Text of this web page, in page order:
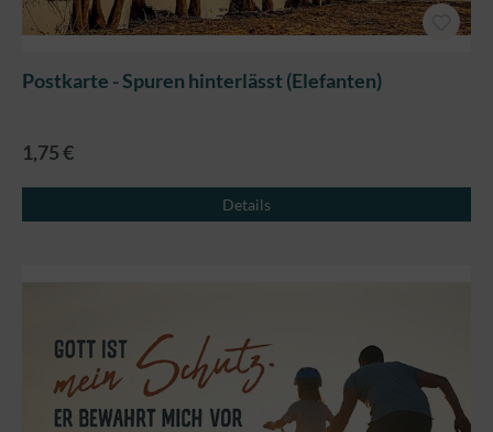
Postkarte - Spuren hinterlässt (Elefanten)
1,75 €
Details